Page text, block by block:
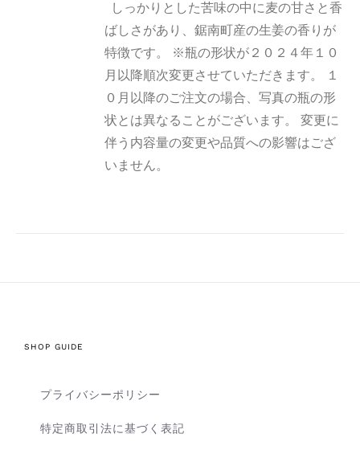
しっかりとした苦味の中に麦の甘さと香
ばしさがあり、鋸南町産の生姜の香りが
特徴です。 ※瓶の形状が２０２４年１０
月以降順次変更させていただきます。 １
０月以降のご注文の場合、写真の瓶の形
状とは異なることがございます。 変更に
伴う内容量の変更や品質への影響はござ
いません。
SHOP GUIDE
プライバシーポリシー
特定商取引法に基づく表記